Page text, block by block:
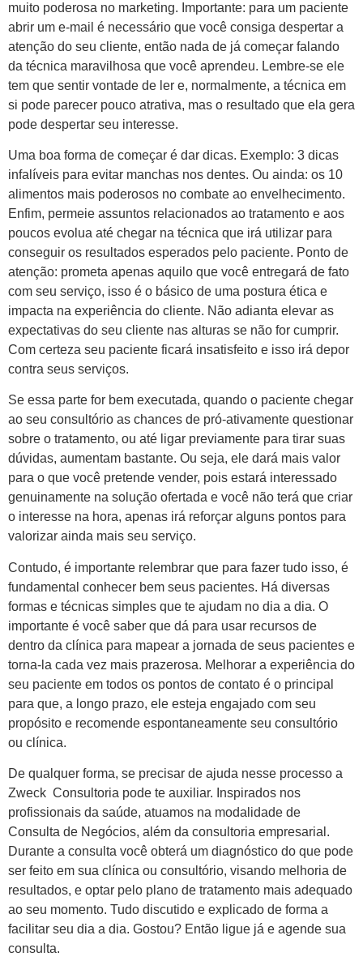
muito poderosa no marketing. Importante: para um paciente
abrir um e-mail é necessário que você consiga despertar a
atenção do seu cliente, então nada de já começar falando
da técnica maravilhosa que você aprendeu. Lembre-se ele
tem que sentir vontade de ler e, normalmente, a técnica em
si pode parecer pouco atrativa, mas o resultado que ela gera
pode despertar seu interesse.
Uma boa forma de começar é dar dicas. Exemplo: 3 dicas
infalíveis para evitar manchas nos dentes. Ou ainda: os 10
alimentos mais poderosos no combate ao envelhecimento.
Enfim, permeie assuntos relacionados ao tratamento e aos
poucos evolua até chegar na técnica que irá utilizar para
conseguir os resultados esperados pelo paciente. Ponto de
atenção: prometa apenas aquilo que você entregará de fato
com seu serviço, isso é o básico de uma postura ética e
impacta na experiência do cliente. Não adianta elevar as
expectativas do seu cliente nas alturas se não for cumprir.
Com certeza seu paciente ficará insatisfeito e isso irá depor
contra seus serviços.
Se essa parte for bem executada, quando o paciente chegar
ao seu consultório as chances de pró-ativamente questionar
sobre o tratamento, ou até ligar previamente para tirar suas
dúvidas, aumentam bastante. Ou seja, ele dará mais valor
para o que você pretende vender, pois estará interessado
genuinamente na solução ofertada e você não terá que criar
o interesse na hora, apenas irá reforçar alguns pontos para
valorizar ainda mais seu serviço.
Contudo, é importante relembrar que para fazer tudo isso, é
fundamental conhecer bem seus pacientes. Há diversas
formas e técnicas simples que te ajudam no dia a dia. O
importante é você saber que dá para usar recursos de
dentro da clínica para mapear a jornada de seus pacientes e
torna-la cada vez mais prazerosa. Melhorar a experiência do
seu paciente em todos os pontos de contato é o principal
para que, a longo prazo, ele esteja engajado com seu
propósito e recomende espontaneamente seu consultório
ou clínica.
De qualquer forma, se precisar de ajuda nesse processo a
Zweck Consultoria pode te auxiliar. Inspirados nos
profissionais da saúde, atuamos na modalidade de
Consulta de Negócios, além da consultoria empresarial.
Durante a consulta você obterá um diagnóstico do que pode
ser feito em sua clínica ou consultório, visando melhoria de
resultados, e optar pelo plano de tratamento mais adequado
ao seu momento. Tudo discutido e explicado de forma a
facilitar seu dia a dia. Gostou? Então ligue já e agende sua
consulta.